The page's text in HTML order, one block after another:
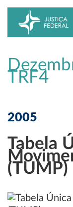
TRF4
2005
Tabela
(TUMP)